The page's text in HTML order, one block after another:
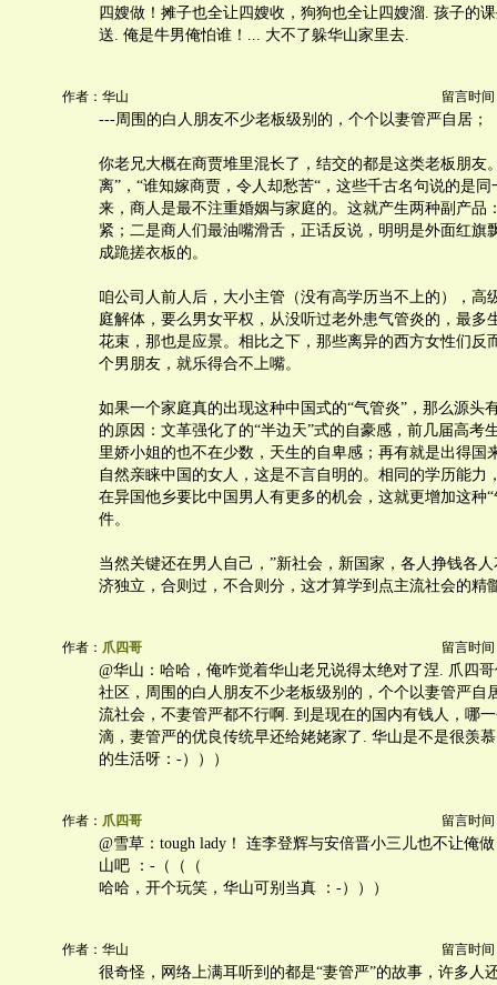
四嫂做！摊子也全让四嫂收，狗狗也全让四嫂溜. 孩子的
送. 俺是牛男俺怕谁！... 大不了躲华山家里去.
作者：华山 留言时间
---周围的白人朋友不少老板级别的，个个以妻管严自居；
你老兄大概在商贾堆里混长了，结交的都是这类老板朋友
离”，“谁知嫁商贾，令人却愁苦“，这些千古名句说的是
来，商人是最不注重婚姻与家庭的。这就产生两种副产品
紧；二是商人们最油嘴滑舌，正话反说，明明是外面红旗
成跪搓衣板的。
咱公司人前人后，大小主管（没有高学历当不上的），高
庭解体，要么男女平权，从没听过老外患气管炎的，最多
花束，那也是应景。相比之下，那些离异的西方女性们反
个男朋友，就乐得合不上嘴。
如果一个家庭真的出现这种中国式的“气管炎”，那么源头
的原因：文革强化了的“半边天”式的自豪感，前几届高考
里娇小姐的也不在少数，天生的自卑感；再有就是出得国
自然亲睐中国的女人，这是不言自明的。相同的学历能力
在异国他乡要比中国男人有更多的机会，这就更增加这种
件。
当然关键还在男人自己，”新社会，新国家，各人挣钱各
济独立，合则过，不合则分，这才算学到点主流社会的精
作者： 爪四哥 留言时间
@华山：哈哈，俺咋觉着华山老兄说得太绝对了涅. 爪四
社区，周围的白人朋友不少老板级别的，个个以妻管严自
流社会，不妻管严都不行啊. 到是现在的国内有钱人，哪
滴，妻管严的优良传统早还给姥姥家了. 华山是不是很羡
的生活呀：-）））
作者： 爪四哥 留言时间
@雪草：tough lady！ 连李登辉与安倍晋小三儿也不让俺
山吧 ：-（（（
哈哈，开个玩笑，华山可别当真 ：-）））
作者：华山 留言时间
很奇怪，网络上满耳听到的都是“妻管严”的故事，许多人